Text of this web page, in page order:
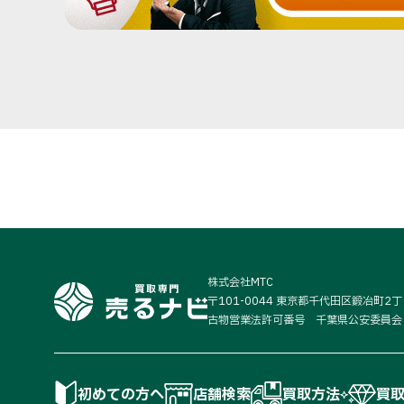
株式会社MTC
〒101-0044 東京都千代田区鍛冶町2
古物営業法許可番号 千葉県公安委
初めての方へ 店舗検索 買取方法 買